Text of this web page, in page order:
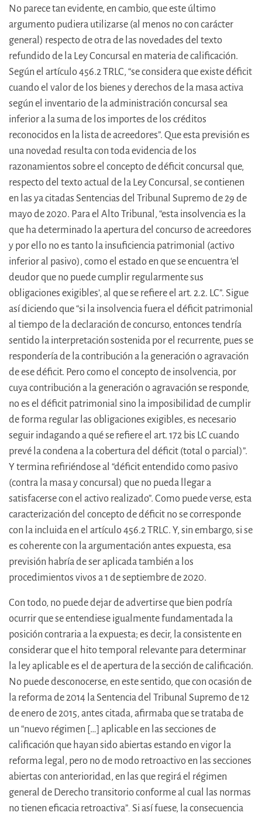
No parece tan evidente, en cambio, que este último
argumento pudiera utilizarse (al menos no con carácter
general) respecto de otra de las novedades del texto
refundido de la Ley Concursal en materia de calificación.
Según el artículo 456.2 TRLC, “se considera que existe déficit
cuando el valor de los bienes y derechos de la masa activa
según el inventario de la administración concursal sea
inferior a la suma de los importes de los créditos
reconocidos en la lista de acreedores”. Que esta previsión es
una novedad resulta con toda evidencia de los
razonamientos sobre el concepto de déficit concursal que,
respecto del texto actual de la Ley Concursal, se contienen
en las ya citadas Sentencias del Tribunal Supremo de 29 de
mayo de 2020. Para el Alto Tribunal, “esta insolvencia es la
que ha determinado la apertura del concurso de acreedores
y por ello no es tanto la insuficiencia patrimonial (activo
inferior al pasivo), como el estado en que se encuentra ‘el
deudor que no puede cumplir regularmente sus
obligaciones exigibles’, al que se refiere el art. 2.2. LC”. Sigue
así diciendo que “si la insolvencia fuera el déficit patrimonial
al tiempo de la declaración de concurso, entonces tendría
sentido la interpretación sostenida por el recurrente, pues se
respondería de la contribución a la generación o agravación
de ese déficit. Pero como el concepto de insolvencia, por
cuya contribución a la generación o agravación se responde,
no es el déficit patrimonial sino la imposibilidad de cumplir
de forma regular las obligaciones exigibles, es necesario
seguir indagando a qué se refiere el art. 172 bis LC cuando
prevé la condena a la cobertura del déficit (total o parcial)”.
Y termina refiriéndose al “déficit entendido como pasivo
(contra la masa y concursal) que no pueda llegar a
satisfacerse con el activo realizado”. Como puede verse, esta
caracterización del concepto de déficit no se corresponde
con la incluida en el artículo 456.2 TRLC. Y, sin embargo, si se
es coherente con la argumentación antes expuesta, esa
previsión habría de ser aplicada también a los
procedimientos vivos a 1 de septiembre de 2020.
Con todo, no puede dejar de advertirse que bien podría
ocurrir que se entendiese igualmente fundamentada la
posición contraria a la expuesta; es decir, la consistente en
considerar que el hito temporal relevante para determinar
la ley aplicable es el de apertura de la sección de calificación.
No puede desconocerse, en este sentido, que con ocasión de
la reforma de 2014 la Sentencia del Tribunal Supremo de 12
de enero de 2015, antes citada, afirmaba que se trataba de
un “nuevo régimen […] aplicable en las secciones de
calificación que hayan sido abiertas estando en vigor la
reforma legal, pero no de modo retroactivo en las secciones
abiertas con anterioridad, en las que regirá el régimen
general de Derecho transitorio conforme al cual las normas
no tienen eficacia retroactiva”. Si así fuese, la consecuencia